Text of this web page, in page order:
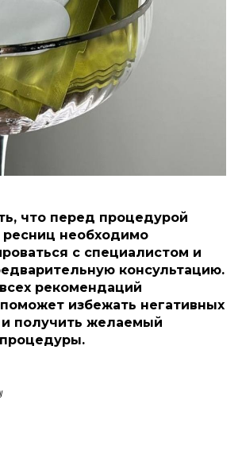
что перед процедурой
необходимо
с специалистом и
консультацию.
рекомендаций
избежать негативных
получить желаемый
процедуры.